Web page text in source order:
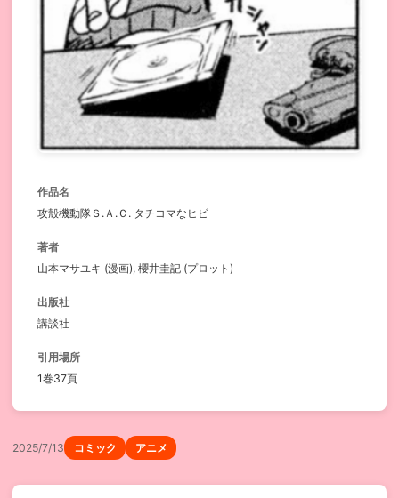
作品名
攻殻機動隊Ｓ.Ａ.Ｃ. タチコマなヒビ
著者
山本マサユキ (漫画), 櫻井圭記 (プロット)
出版社
講談社
引用場所
1巻37頁
2025/7/13 コミック アニメ